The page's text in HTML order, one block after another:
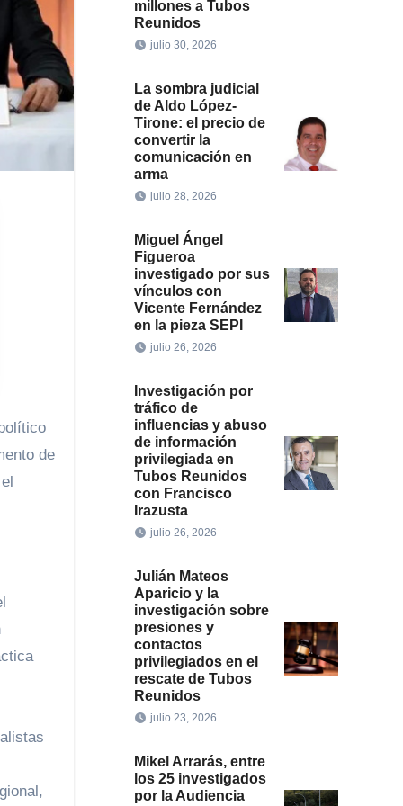
de
millones a Tubos
Reunidos
julio 30, 2026
La sombra judicial
de Aldo López-
Tirone: el precio de
convertir la
comunicación en
arma
julio 28, 2026
Miguel Ángel
Figueroa
investigado por sus
vínculos con
Vicente Fernández
en la pieza SEPI
julio 26, 2026
Investigación por
tráfico de
influencias y abuso
de información
privilegiada en
Tubos Reunidos
con Francisco
Irazusta
julio 26, 2026
Julián Mateos
Aparicio y la
investigación sobre
presiones y
contactos
privilegiados en el
rescate de Tubos
Reunidos
julio 23, 2026
Mikel Arrarás, entre
los 25 investigados
por la Audiencia